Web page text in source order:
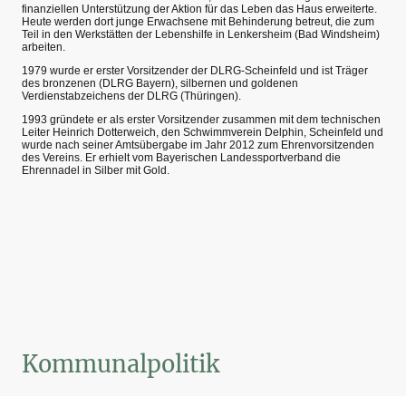
finanziellen Unterstützung der Aktion für das Leben das Haus erweiterte.
Heute werden dort junge Erwachsene mit Behinderung betreut, die zum
Teil in den Werkstätten der Lebenshilfe in Lenkersheim (Bad Windsheim)
arbeiten.
1979 wurde er erster Vorsitzender der DLRG-Scheinfeld und ist Träger
des bronzenen (DLRG Bayern), silbernen und goldenen
Verdienstabzeichens der DLRG (Thüringen).
1993 gründete er als erster Vorsitzender zusammen mit dem technischen
Leiter Heinrich Dotterweich, den Schwimmverein Delphin, Scheinfeld und
wurde nach seiner Amtsübergabe im Jahr 2012 zum Ehrenvorsitzenden
des Vereins. Er erhielt vom Bayerischen Landessportverband die
Ehrennadel in Silber mit Gold.
Kommunalpolitik